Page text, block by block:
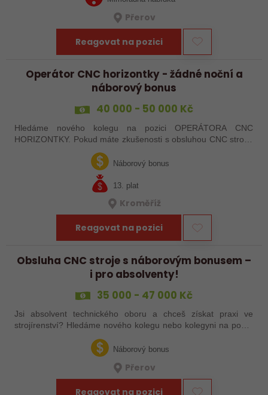
Přerov
Reagovat na pozici
Operátor CNC horizontky - žádné noční a
náborový bonus
40 000 - 50 000 Kč
Hledáme nového kolegu na pozici OPERÁTORA CNC
HORIZONTKY. Pokud máte zkušenosti s obsluhou CNC strojů,
orientujete se ve výkresové dokumentaci a máte chuť naučit se
něco nového, pak jste ideálním…Náborový bonus
13. plat
Kroměříž
Reagovat na pozici
Obsluha CNC stroje s náborovým bonusem –
i pro absolventy!
35 000 - 47 000 Kč
Jsi absolvent technického oboru a chceš získat praxi ve
strojírenství? Hledáme nového kolegu nebo kolegyni na pozici
obsluhy strojů – pokud tě láká práce ve výrobě, kde se něco
skutečně tvoří, rádi…
Náborový bonus
Přerov
Reagovat na pozici